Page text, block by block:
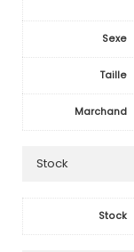
Sexe
Taille
Marchand
Stock
Stock